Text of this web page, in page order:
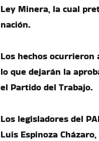
Ley Minera, la cual
nación.
Los hechos
lo que dejarán la
el Partido del Trabajo.
Los legisladores del
Luis Espinoza